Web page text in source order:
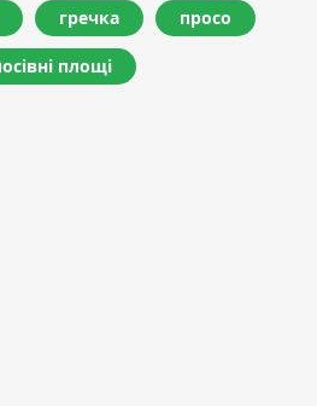
гречка просо
площі